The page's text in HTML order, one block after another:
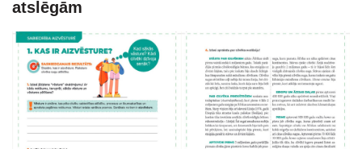
atslēgām